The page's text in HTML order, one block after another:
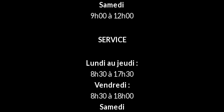
Samedi
9h00 à 12h00
SERVICE
Lundi au jeudi :
8h30 à 17h30
Vendredi :
8h30 à 18h00
Samedi